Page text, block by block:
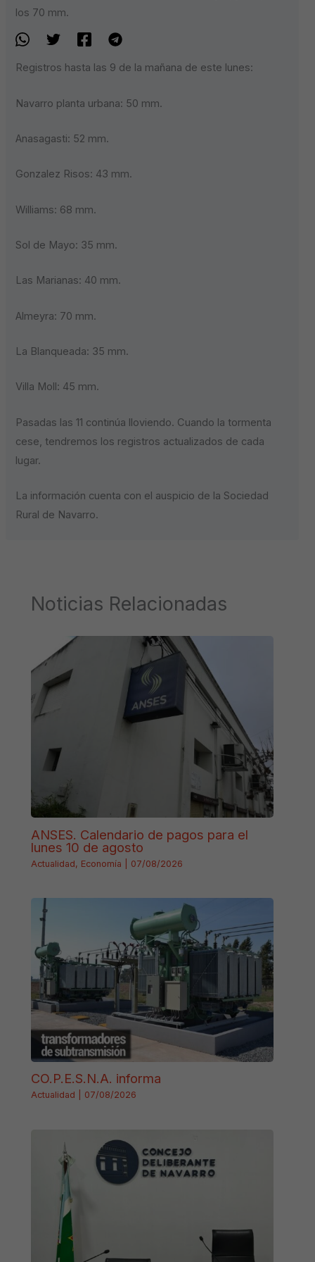
los 70 mm.
Registros hasta las 9 de la mañana de este lunes:
Navarro planta urbana: 50 mm.
Anasagasti: 52 mm.
Gonzalez Risos: 43 mm.
Williams: 68 mm.
Sol de Mayo: 35 mm.
Las Marianas: 40 mm.
Almeyra: 70 mm.
La Blanqueada: 35 mm.
Villa Moll: 45 mm.
Pasadas las 11 continúa lloviendo. Cuando la tormenta
cese, tendremos los registros actualizados de cada
lugar.
La información cuenta con el auspicio de la Sociedad
Rural de Navarro.
Noticias Relacionadas
ANSES. Calendario de pagos para el
lunes 10 de agosto
Actualidad, Economía 07/08/2026
CO.P.E.S.N.A. informa
Actualidad 07/08/2026